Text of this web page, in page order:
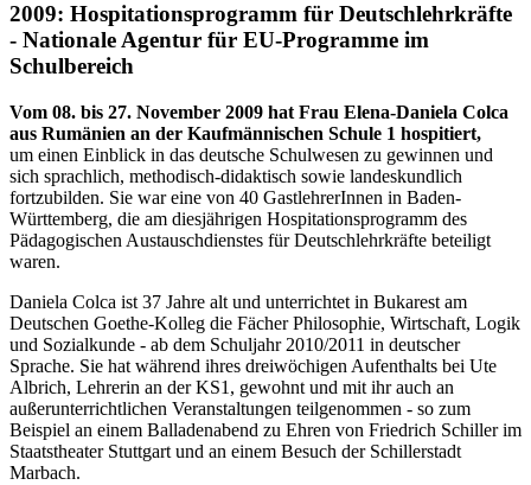
2009: Hospitationsprogramm für Deutschlehrkräfte
- Nationale Agentur für EU-Programme im
Schulbereich
Vom 08. bis 27. November 2009 hat Frau Elena-Daniela Colca
aus Rumänien an der Kaufmännischen Schule 1 hospitiert,
um einen Einblick in das deutsche Schulwesen zu gewinnen und
sich sprachlich, methodisch-didaktisch sowie landeskundlich
fortzubilden. Sie war eine von 40 GastlehrerInnen in Baden-
Württemberg, die am diesjährigen Hospitationsprogramm des
Pädagogischen Austauschdienstes für Deutschlehrkräfte beteiligt
waren.
Daniela Colca ist 37 Jahre alt und unterrichtet in Bukarest am
Deutschen Goethe-Kolleg die Fächer Philosophie, Wirtschaft, Logik
und Sozialkunde - ab dem Schuljahr 2010/2011 in deutscher
Sprache. Sie hat während ihres dreiwöchigen Aufenthalts bei Ute
Albrich, Lehrerin an der KS1, gewohnt und mit ihr auch an
außerunterrichtlichen Veranstaltungen teilgenommen - so zum
Beispiel an einem Balladenabend zu Ehren von Friedrich Schiller im
Staatstheater Stuttgart und an einem Besuch der Schillerstadt
Marbach.